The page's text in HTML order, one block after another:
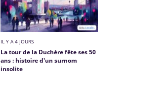
IL Y A 4 JOURS
La tour de la Duchère fête ses 50
ans : histoire d'un surnom
insolite